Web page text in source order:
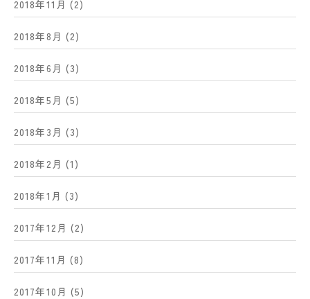
2018年11月 (2)
2018年8月 (2)
2018年6月 (3)
2018年5月 (5)
2018年3月 (3)
2018年2月 (1)
2018年1月 (3)
2017年12月 (2)
2017年11月 (8)
2017年10月 (5)